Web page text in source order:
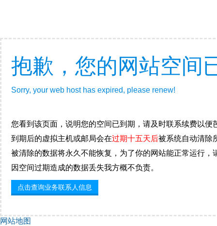
抱歉，您的网站空间
Sorry, your web host has expired, please renew!
您看到该页面，说明您的空间已到期，请及时联系续费以
到期后的虚拟主机或邮局会在过期十五天后被系统自动清除
被清除的数据将永久不能恢复，为了你的网站能正常运行，
因空间过期造成的数据丢失我方概不负责。
点击查询业务联系人信息
网站地图